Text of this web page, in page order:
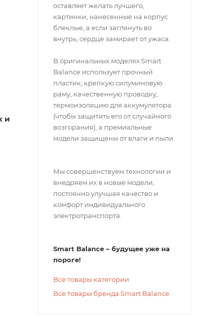
и
оставляет желать лучшего,
картинки, нанесенные на корпус
блеклые, а если заглянуть во
внутрь, сердце замирает от ужаса.
В оригинальных моделях Smart
Balance использует прочный
пластик, крепкую силуминовую
раму, качественную проводку,
термоизоляцию для аккумулятора
(чтобы защитить его от случайного
возгорания), а премиальные
модели защищены от влаги и пыли.
Мы совершенствуем технологии и
внедряем их в новые модели,
постоянно улучшая качество и
комфорт индивидуального
электротранспорта.
Smart Balance – будущее уже на
пороге!
Все товары категории
Все товары бренда Smart Balance